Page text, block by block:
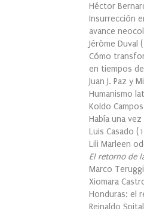
Héctor
Insurrección
avance
Jérôme Duval (
Cómo
en tiempos
Juan J. Paz y
Humanismo
Koldo
Había una
Luis Casado (
Lili Marleen
El retorno de
Marco Teruggi
Xiomara
Honduras: el